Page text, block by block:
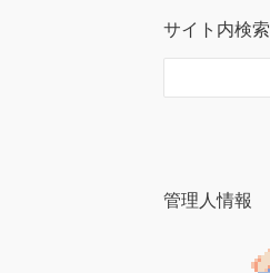
サイト内検索
管理人情報